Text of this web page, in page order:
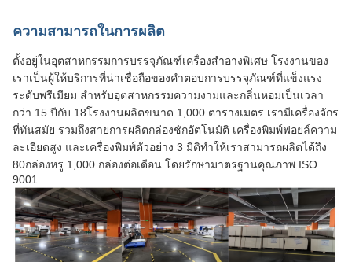
ความสามารถในการผลิต
ตั้งอยู่ในอุตสาหกรรมการบรรจุภัณฑ์เครื่องสําอางพิเศษ โรงงานของ
เราเป็นผู้ให้บริการที่น่าเชื่อถือของคําตอบการบรรจุภัณฑ์ที่แข็งแรง
ระดับพรีเมียม สําหรับอุตสาหกรรมความงามและกลิ่นหอมเป็นเวลา
กว่า 15 ปีกับ 18โรงงานผลิตขนาด 1,000 ตารางเมตร เรามีเครื่องจักร
ที่ทันสมัย รวมถึงสายการผลิตกล่องชักอัตโนมัติ เครื่องพิมพ์ฟอยล์ความ
ละเอียดสูง และเครื่องพิมพ์ตัวอย่าง 3 มิติทําให้เราสามารถผลิตได้ถึง
80กล่องหรู 1,000 กล่องต่อเดือน โดยรักษามาตรฐานคุณภาพ ISO
9001